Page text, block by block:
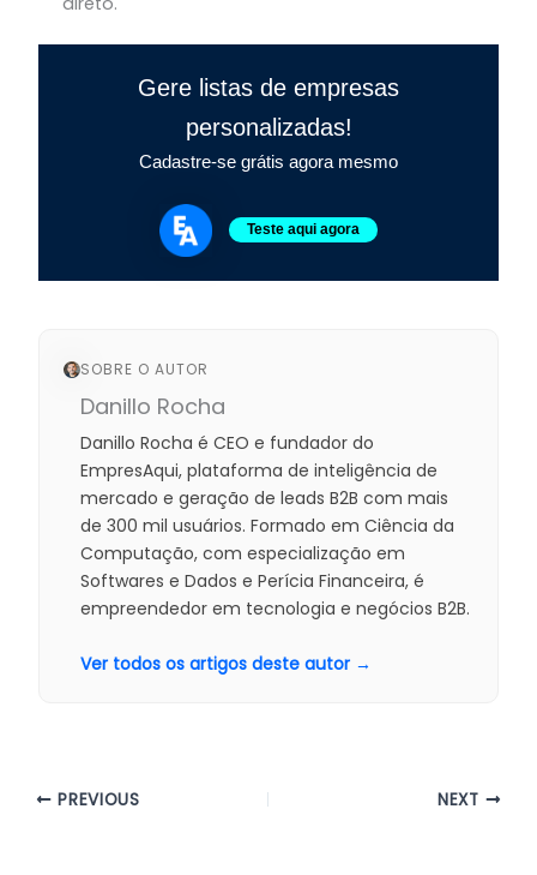
Gere listas de empresas
personalizadas!
Cadastre-se grátis agora mesmo
Teste aqui agora
SOBRE O AUTOR
Danillo Rocha
Danillo Rocha é CEO e fundador do
EmpresAqui, plataforma de inteligência de
mercado e geração de leads B2B com mais
de 300 mil usuários. Formado em Ciência da
Computação, com especialização em
Softwares e Dados e Perícia Financeira, é
empreendedor em tecnologia e negócios B2B.
Ver todos os artigos deste autor →
PREVIOUS NEXT